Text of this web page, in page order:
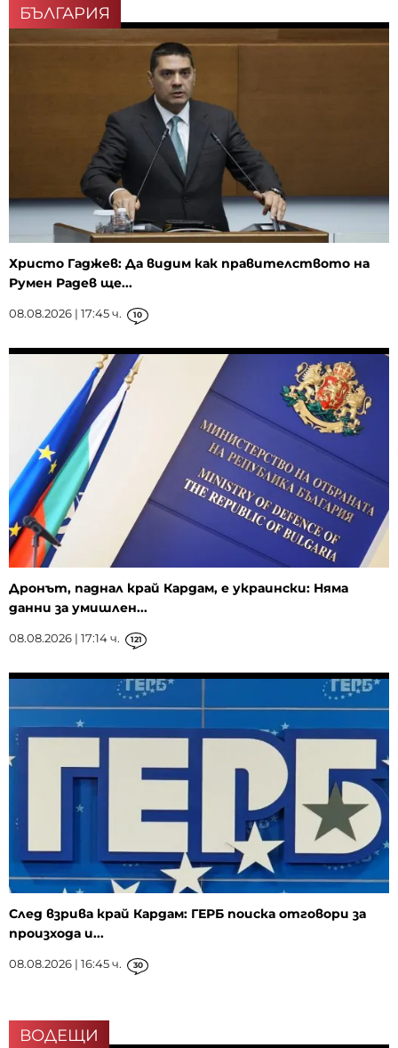
БЪЛГАРИЯ
Христо Гаджев: Да видим как правителството на
Румен Радев ще...
08.08.2026 | 17:45 ч. 10
Дронът, паднал край Кардам, е украински: Няма
данни за умишлен...
08.08.2026 | 17:14 ч. 121
След взрива край Кардам: ГЕРБ поиска отговори за
произхода и...
08.08.2026 | 16:45 ч. 30
ВОДЕЩИ